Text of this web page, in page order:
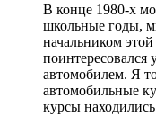
В конце 1980-х
школьные годы,
начальником
поинтересовался
автомобилем. Я
автомобильные
курсы